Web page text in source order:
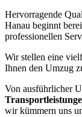
Hervorragende
Hanau beginnt
professionellen
Wir stellen eine
Ihnen den Umzug
Von ausführlicher
wir kümmern uns